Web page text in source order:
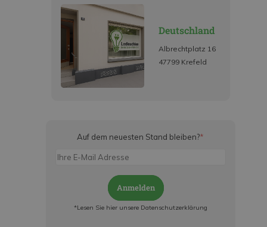
Deutschland
Albrechtplatz 16
47799 Krefeld
Auf dem neuesten Stand bleiben?*
Anmelden
*Lesen Sie hier unsere Datenschutzerklärung